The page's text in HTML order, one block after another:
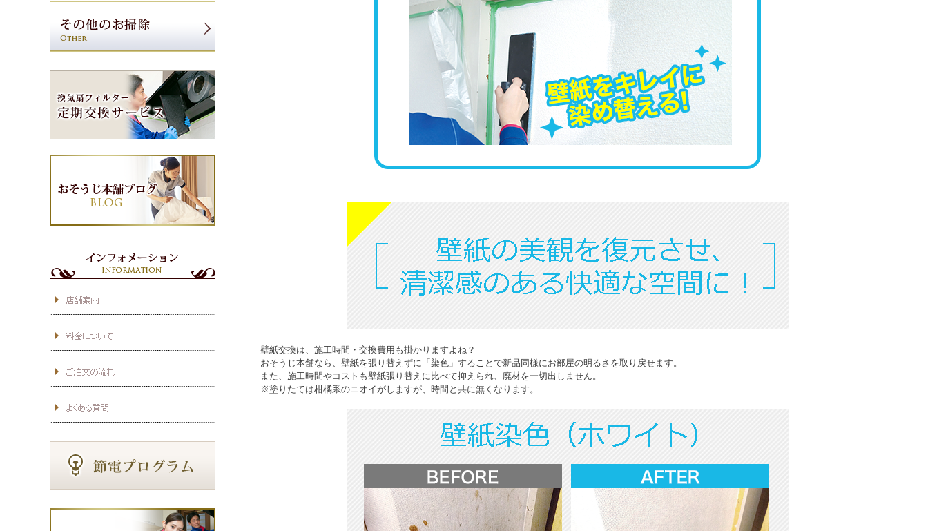
壁紙交換は、施工時間・交換費用も掛かりますよね？
おそうじ本舗なら、壁紙を張り替えずに「染色」することで新品同様にお部屋の明るさを取り戻せます。
また、施工時間やコストも壁紙張り替えに比べて抑えられ、廃材を一切出しません。
※塗りたては柑橘系のニオイがしますが、時間と共に無くなります。